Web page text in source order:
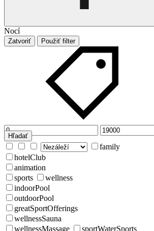
Nocí
Zatvoriť Použiť filter
Hľadať
family
hotelClub
animation
sports
wellness
indoorPool
outdoorPool
greatSportOfferings
wellnessSauna
wellnessMassage
sportWaterSports